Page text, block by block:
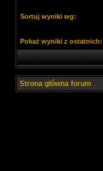
Sortuj wyniki wg:
Pokaż wyniki z ostatnich:
Strona główna forum